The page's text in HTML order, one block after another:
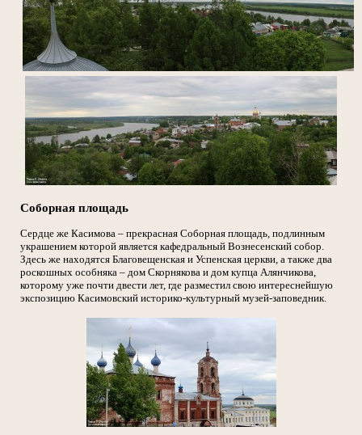
Соборная площадь
Сердце же Касимова – прекрасная Соборная площадь, подлинным
украшением которой является кафедральный Вознесенский собор.
Здесь же находятся Благовещенская и Успенская церкви, а также два
роскошных особняка – дом Скорнякова и дом купца Алянчикова,
которому уже почти двести лет, где разместил свою интереснейшую
экспозицию Касимовский историко-культурный музей-заповедник.